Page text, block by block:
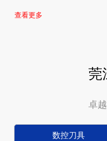
查看更多
莞
卓
数控刀具